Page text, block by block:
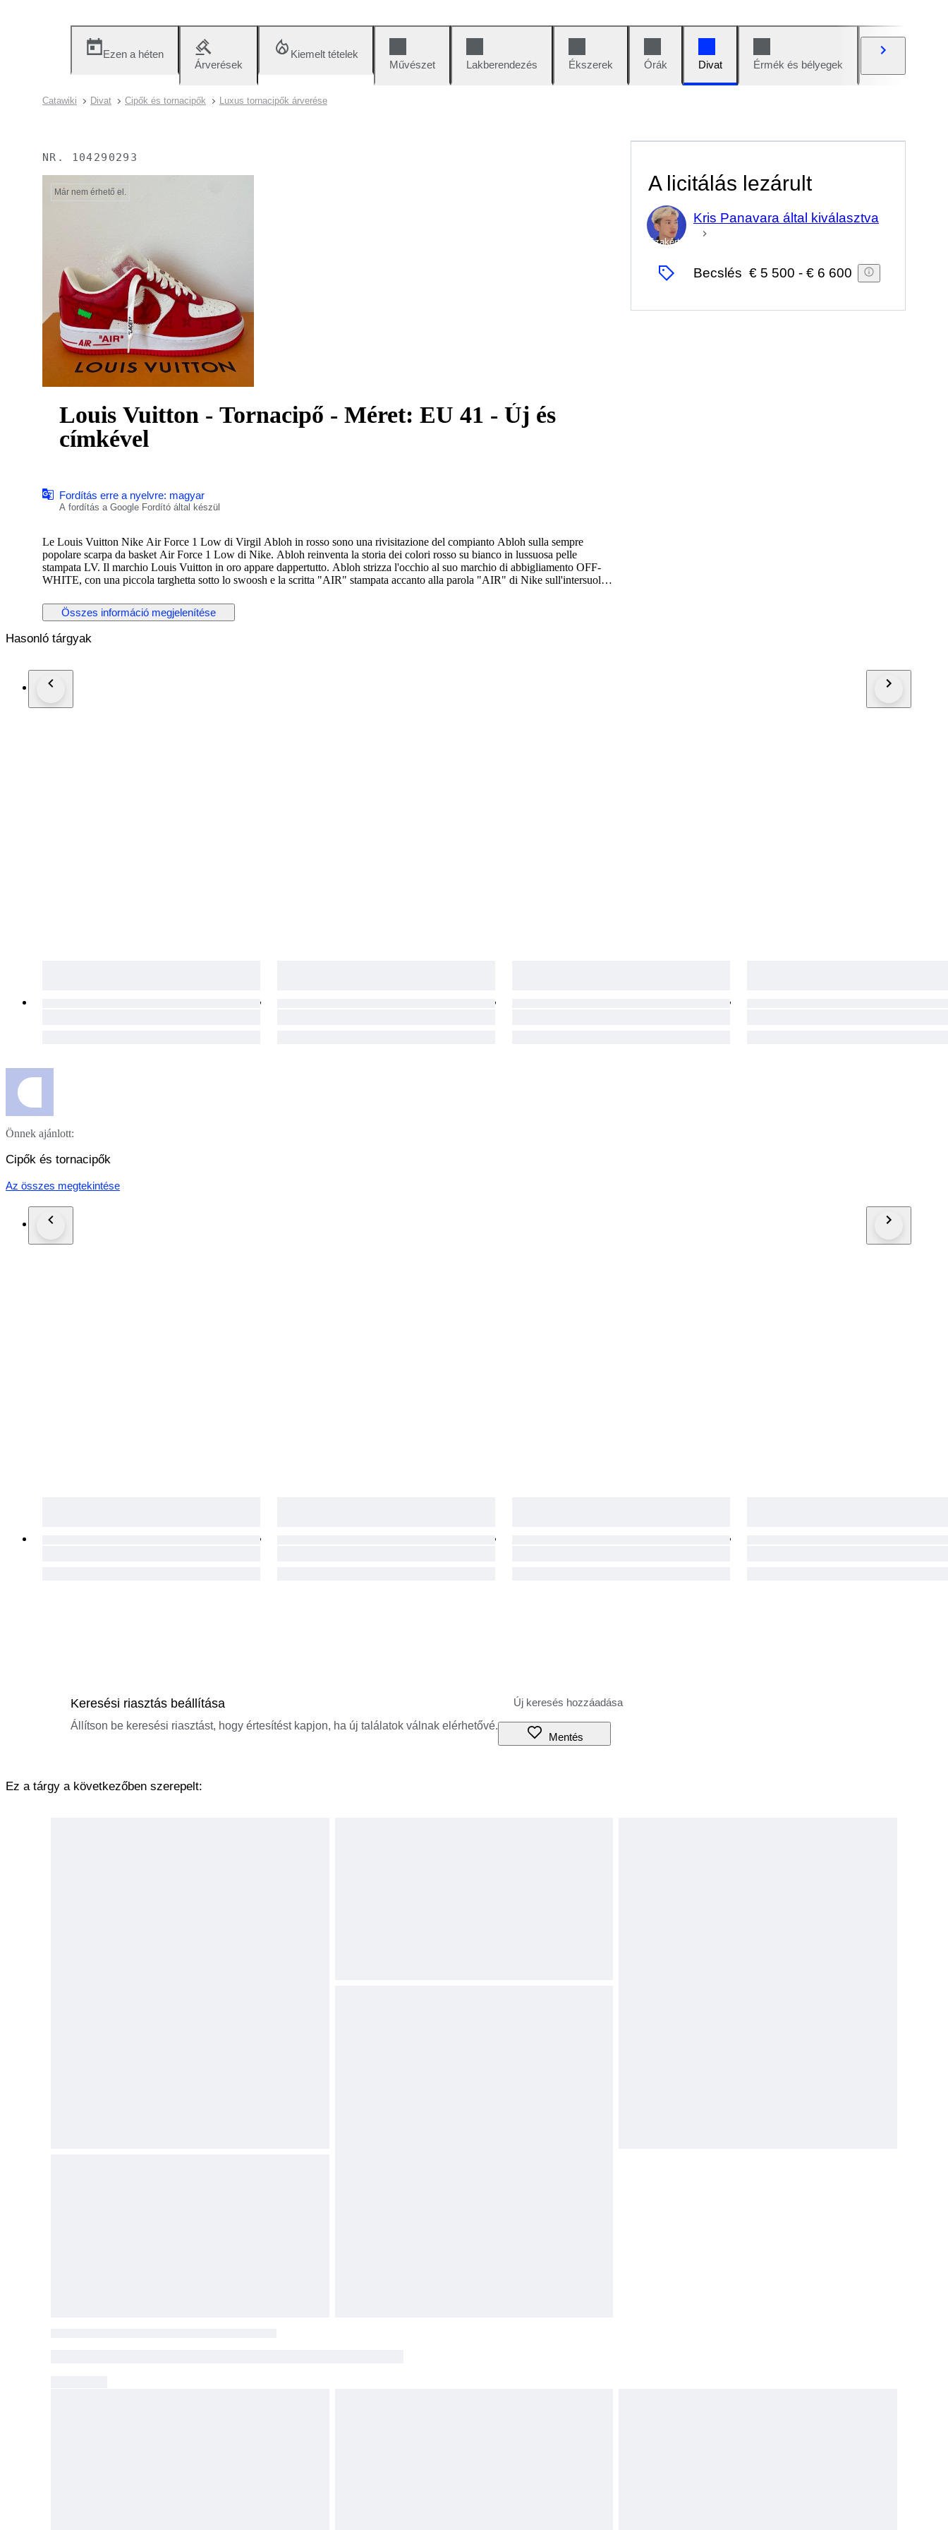
Ezen a héten
Árverések
Kiemelt tételek
Művészet
Lakberendezés Ékszerek Órák Divat Érmék és bélyegek
Catawiki Divat Cipők és tornacipők Luxus tornacipők árverése
NR. 104290293
Már nem érhető el.
Louis Vuitton - Tornacipő - Méret: EU 41 - Új és
címkével
Fordítás erre a nyelvre: magyar
A fordítás a Google Fordító által készül
Le Louis Vuitton Nike Air Force 1 Low di Virgil Abloh in rosso sono una rivisitazione del compianto Abloh sulla sempre
popolare scarpa da basket Air Force 1 Low di Nike. Abloh reinventa la storia dei colori rosso su bianco in lussuosa pelle
stampata LV. Il marchio Louis Vuitton in oro appare dappertutto. Abloh strizza l'occhio al suo marchio di abbigliamento OFF-
WHITE, con una piccola targhetta sotto lo swoosh e la scritta "AIR" stampata accanto alla parola "AIR" di Nike sull'intersuola.
Create nell'ambito di una collaborazione di grande successo, le Vuitton Abloh Nike Air Force 1 Low hanno debuttato come un
vero e proprio oggetto da collezione. Rilasciata solo pochi mesi dopo la prematura morte di Abloh, la colorway in bianco è stata
una delle 47 versioni delle Air Force 1 disegnate da Abloh. Questa scarpa è un'apprezzata commemorazione di uno degli ultimi
progetti del designer.
A nostro avviso, la caratteristica migliore delle Louis Vuitton Nike Air Force 1 Low è l'interpretazione chic ma discreta di Abloh
della palette di colori. Le Louis Vuitton Nike Air Force 1 Low di Virgil Abloh in rosso sono uscite il 19 luglio del 2022 per una
Összes információ megjelenítése
A licitálás lezárult
Szakértő
Kris Panavara által kiválasztva
Becslés € 5 500 - € 6 600
Hasonló tárgyak
Önnek ajánlott:
Cipők és tornacipők
Az összes megtekintése
Keresési riasztás beállítása
Állítson be keresési riasztást, hogy értesítést kapjon, ha új találatok válnak elérhetővé.
Mentés
Ez a tárgy a következőben szerepelt: